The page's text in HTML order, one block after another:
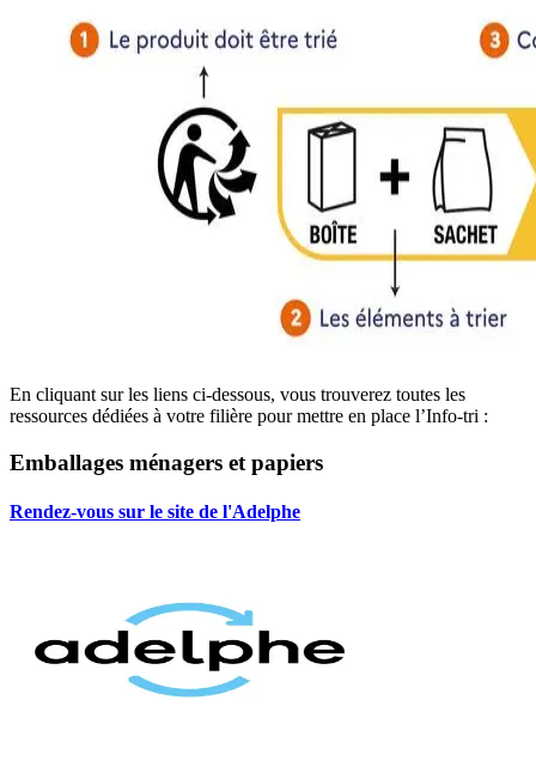
En cliquant sur les liens ci-dessous, vous trouverez toutes les
ressources dédiées à votre filière pour mettre en place l’Info-tri :
Emballages ménagers et papiers
Rendez-vous sur le site de l'Adelphe